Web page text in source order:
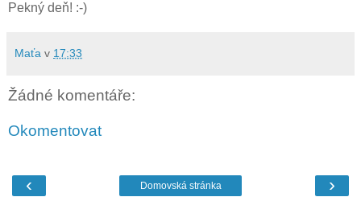
Pekný deň! :-)
Maťa v 17:33
Žádné komentáře:
Okomentovat
‹ ›
Domovská stránka